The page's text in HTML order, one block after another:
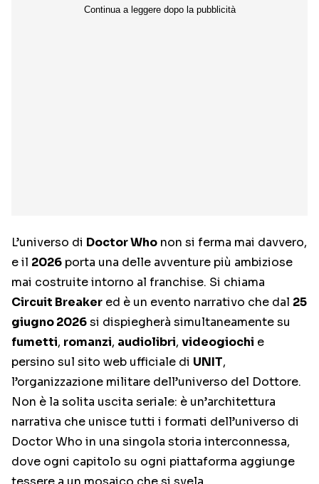
L’universo di Doctor Who non si ferma mai davvero,
e il 2026 porta una delle avventure più ambiziose
mai costruite intorno al franchise. Si chiama
Circuit Breaker ed è un evento narrativo che dal 25
giugno 2026si dispiegherà simultaneamente su
fumetti, romanzi, audiolibri, videogiochi e
persino sul sito web ufficiale di UNIT,
l’organizzazione militare dell’universo del Dottore.
Non è la solita uscita seriale: è un’architettura
narrativa che unisce tutti i formati dell’universo di
Doctor Who in una singola storia interconnessa,
dove ogni capitolo su ogni piattaforma aggiunge